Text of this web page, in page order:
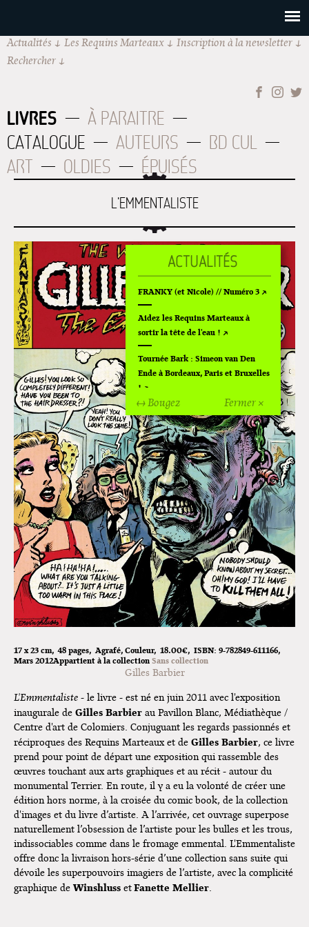
Actualités Les Requins Marteaux
Inscription à la newsletter
Rechercher
LIVRES
À PARAITRE
CATALOGUE
AUTEURS
BD CUL
ART
OLDIES ÉPUISÉS
L'EMMENTALISTE
17 x 23 cm 48 pages Agrafé Couleur 18.00€ ISBN: 9-782849-611166
Mars 2012Appartient à la collection Sans collection
Gilles Barbier
L'Emmentaliste - le livre - est né en juin 2011 avec l'exposition
inaugurale de Gilles Barbier au Pavillon Blanc, Médiathèque /
Centre d'art de Colomiers. Conjuguant les regards passionnés et
réciproques des Requins Marteaux et de Gilles Barbier, ce livre
prend pour point de départ une exposition qui rassemble des
œuvres touchant aux arts graphiques et au récit - autour du
monumental Terrier. En route, il y a eu la volonté de créer une
édition hors norme, à la croisée du comic book, de la collection
d'images et du livre d’artiste. A l’arrivée, cet ouvrage superpose
naturellement l’obsession de l’artiste pour les bulles et les trous,
indissociables comme dans le fromage emmental. L'Emmentaliste
offre donc la livraison hors-série d’une collection sans suite qui
dévoile les superpouvoirs imagiers de l’artiste, avec la complicité
graphique deWinshluss etFanette Mellier.
Fermer ×
↔ Bougez
FRANKY (et Nicole) // Numéro 3
Aidez les Requins Marteaux à
sortir la tête de l'eau !
Tournée Bark : Simeon van Den
Ende à Bordeaux, Paris et Bruxelles
!
Off Of Off d'Angoulême 2024
Superette de noël à Pola
L'exposition de Fungirl à
Montpellier !
Lancements de "Ras le bol" de
Cardon
Exposition "Fungirl : Funeral
Home" à Colomiers
Tournée "Vulva Viking" : Elizabeth
Pich à Paris et Vincennes !
Dédicace de Gwénola Carrère à